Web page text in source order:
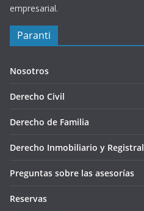
empresarial.
Paranti
Nosotros
Derecho Civil
Derecho de Familia
Derecho Inmobiliario y Registral
Preguntas sobre las asesorías
Reservas